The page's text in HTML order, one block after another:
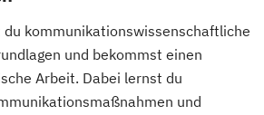
kommunikationswissenschaftliche
und bekommst einen
Arbeit. Dabei lernst du
und